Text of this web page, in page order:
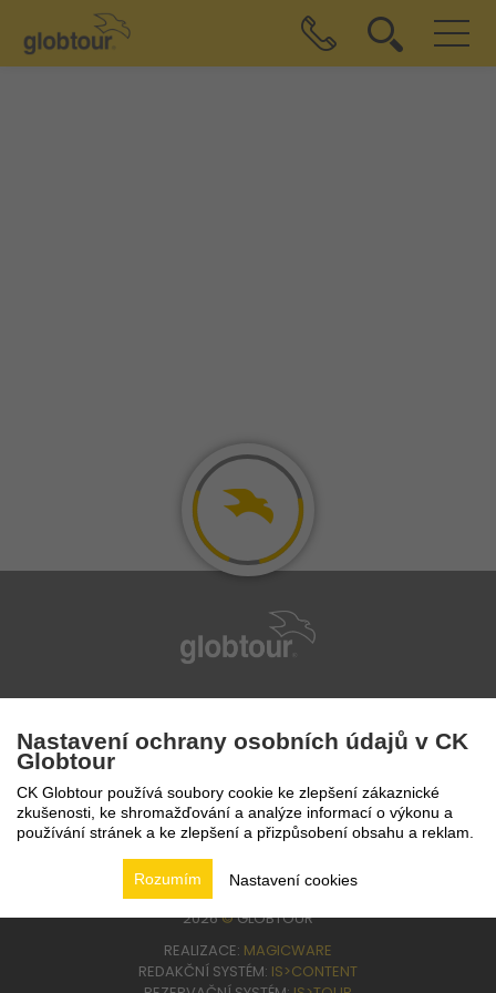
224 94 82 41
2026©GLOBTOUR
REALIZACE: MAGICWARE
REDAKČNÍ SYSTÉM: IS>CONTENT
Nastavení ochrany osobních údajů v CK
Globtour
CK Globtour používá soubory cookie ke zlepšení zákaznické
zkušenosti, ke shromažďování a analýze informací o výkonu a
používání stránek a ke zlepšení a přizpůsobení obsahu a reklam.
Nastavení cookies
Rozumím